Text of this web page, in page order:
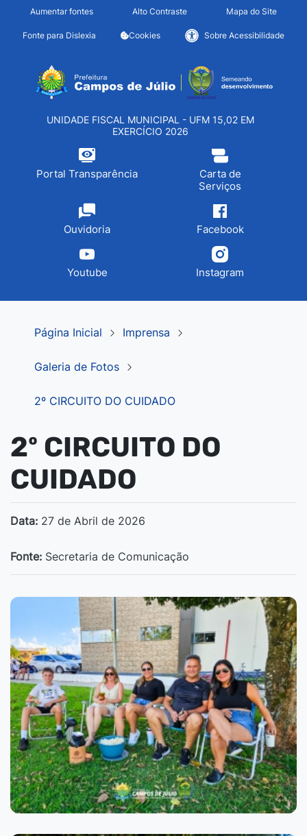
Seção de atalhos e links
Ir para o conteúdo [alt+1]
Ir para o menu [alt+2]
Ir para o rodapé [alt+4]
Aumentar fontes Alto Contraste Mapa do Site
Fonte para Dislexia Cookies Sobre Acessibilidade
Seção do menu principal
UNIDADE FISCAL MUNICIPAL - UFM 15,02 EM
EXERCÍCIO 2026
Portal Transparência
Carta de
Serviços
Ouvidoria Facebook
Youtube Instagram
Página Inicial Imprensa
Galeria de Fotos
2º CIRCUITO DO CUIDADO
2º CIRCUITO DO
CUIDADO
Data: 27 de Abril de 2026
Fonte: Secretaria de Comunicação